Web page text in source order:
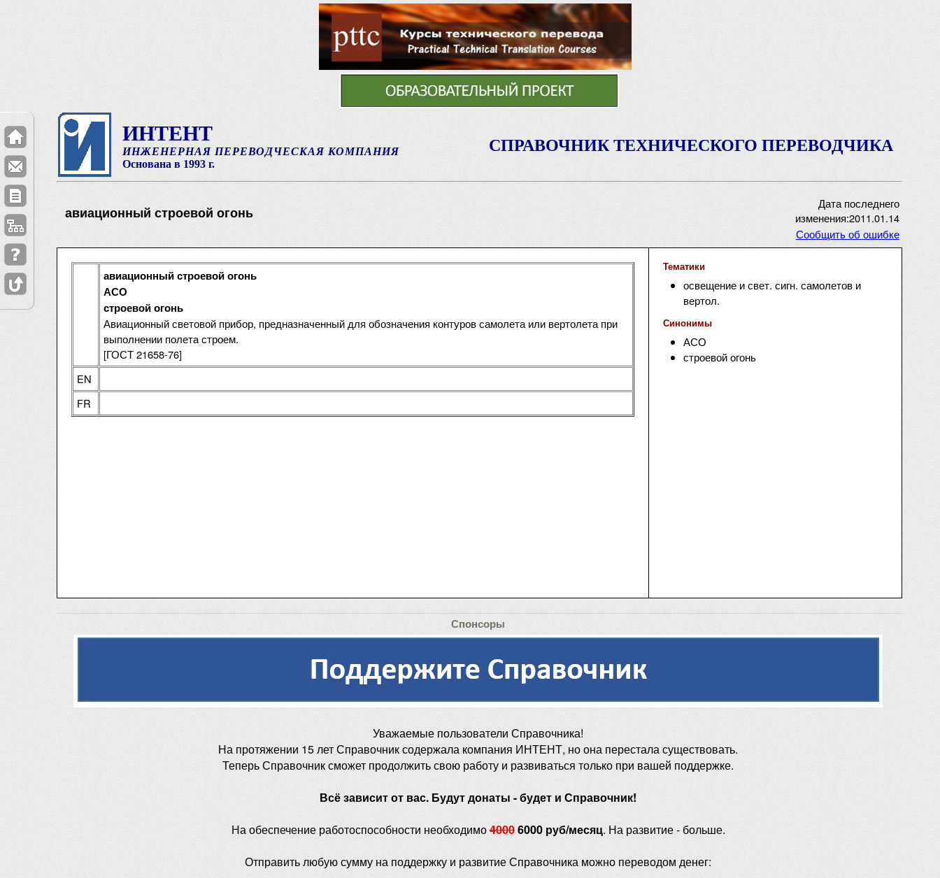
ИНТЕНТ
ИНЖЕНЕРНАЯ ПЕРЕВОДЧЕСКАЯ КОМПАНИЯ
Основана в 1993 г.
СПРАВОЧНИК ТЕХНИЧЕСКОГО ПЕРЕВОДЧИКА
авиационный строевой огонь
Дата последнего
изменения:2011.01.14
Сообщить об ошибке
авиационный строевой огонь
АСО
строевой огонь
Авиационный световой прибор, предназначенный для обозначения контуров самолета или вертолета при
выполнении полета строем.
[ГОСТ 21658-76]
EN
FR
Тематики
освещение и свет. сигн. самолетов и
вертол.
Синонимы
АСО
строевой огонь
Спонсоры
Уважаемые пользователи Справочника!
На протяжении 15 лет Справочник содержала компания ИНТЕНТ, но она перестала существовать.
Теперь Справочник сможет продолжить свою работу и развиваться только при вашей поддержке.
Всё зависит от вас. Будут донаты - будет и Справочник!
На обеспечение работоспособности необходимо40006000 руб/месяц. На развитие - больше.
Отправить любую сумму на поддержку и развитие Справочника можно переводом денег: